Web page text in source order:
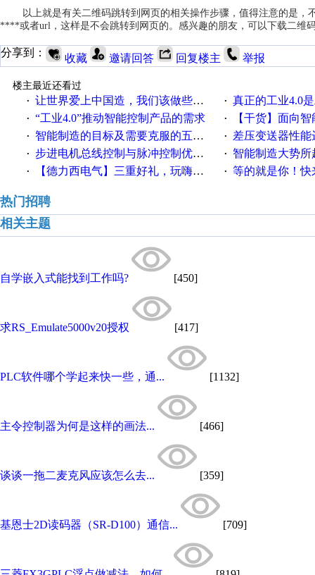
以上就是有关二维码跳转到网页的相关操作步骤，值得注意的是
****或者url，这样是不会跳转到网页的。感兴趣的朋友，可以下载二维
分享到： 收藏 邀请回答 回复楼主 举报
楼主最近还看过
· 让世界爱上中国造，我们该做些什么 · 真正的工业4.0
· “工业4.0”推动智能控制产品的需求 · 【干货】面向
· 智能制造的目标及需要克服的五个障碍 · 差压变送器性能达
· 步进电机总线控制与脉冲控制优缺点 · 智能制造大势所趋
· 【德力西电气】三重好礼，玩嗨夏日！ · 等的就是你！快来
热门招聘
相关主题
自学嵌入式能找到工作吗? [450]
求RS_Emulate5000v20授权 [417]
PLC软件哪个学起来快一些，通... [1132]
主令控制器为何是这样的画法... [466]
谈谈一拖二麦克风应该怎么去... [359]
基恩士2D读码器（SR-D100）通信... [709]